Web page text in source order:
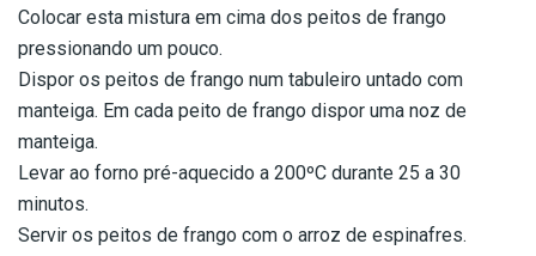
Colocar esta mistura em cima dos peitos de frango
pressionando um pouco.
Dispor os peitos de frango num tabuleiro untado com
manteiga. Em cada peito de frango dispor uma noz de
manteiga.
Levar ao forno pré-aquecido a 200ºC durante 25 a 30
minutos.
Servir os peitos de frango com o arroz de espinafres.